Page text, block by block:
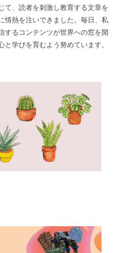
て、読者を刺激し教育する文章を
情熱を注いできました。毎日、私
するコンテンツが世界への窓を開
と学びを育むよう努めています。